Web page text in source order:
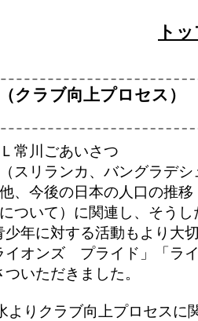
ト
クラブ向上プロセス
常川ごあいさつ
スリランカ、バングラデシ
、今後の日本の人口の推移
ついて）に関連し、そうし
少年に対する活動もより大
イオンズ プライド」「ラ
いただきました。
よりクラブ向上プロセスに